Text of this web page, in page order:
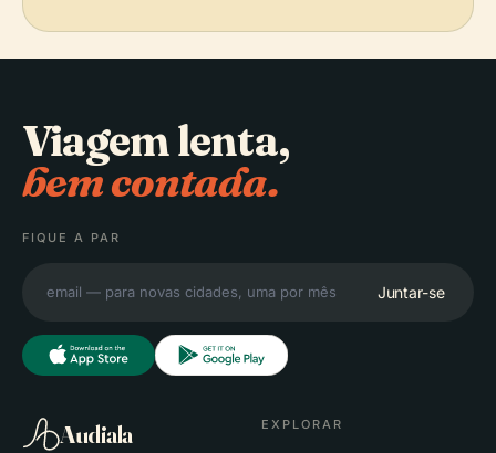
Viagem lenta,
bem contada.
FIQUE A PAR
Juntar-se
Audiala EXPLORAR